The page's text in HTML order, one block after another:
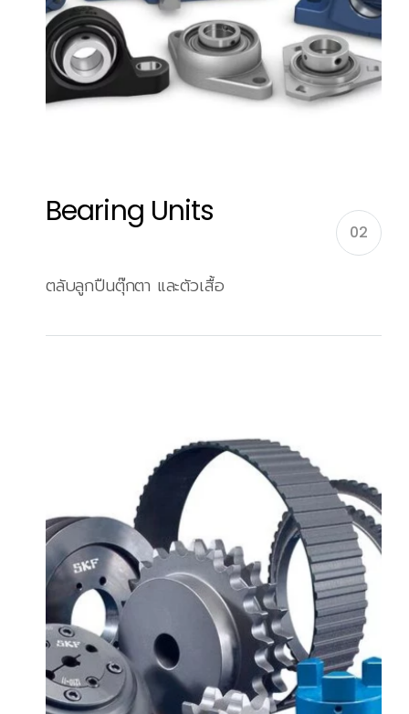
Bearing Units
02
ตลับลูกปืนตุ๊กตา และตัวเสื้อ